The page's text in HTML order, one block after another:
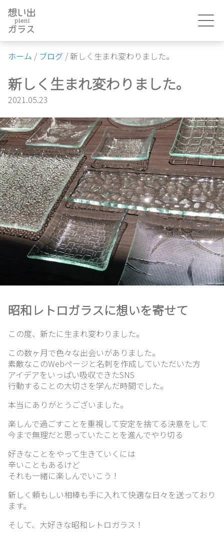
Skip
content
ホ
ー
ム
い
出
ガ
ス
紹
介
ホーム / ブログ /新しく生まれ変わりました。
新しく生まれ変わりました。
2021.05.23
昭和レトロガラスに想いを寄せて
この度、新たに生まれ変わりました。
この数ヶ月で色々な出会いがありました。
素敵なこのWebページと名刺を作成していただいた方
アイデアをいっぱい吸収できたSNS
行動することの大切さを学んだ時間でした。
本当にありがとうございました。
楽しんで過ごすことを重視して安定を捨てる決意をして
今まで無理だと思っていたことを進んでやり切る
好きなことをやって生きていくには
辛いこともあるけど
それも一緒に楽しんでいこう！
新しく頼もしい相棒も手に入れて快適な日々を送っており
ます。
そして、大好きな昭和レトロガラス！